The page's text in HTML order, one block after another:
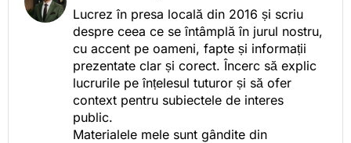
Lucrez în presa locală din 2016 și scriu
despre ceea ce se întâmplă în jurul nostru,
cu accent pe oameni, fapte și informații
prezentate clar și corect. Încerc să explic
lucrurile pe înțelesul tuturor și să ofer
context pentru subiectele de interes
public.
Materialele mele sunt gândite din